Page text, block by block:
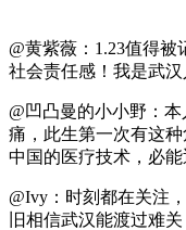
@黄紫薇：1.23值得
社会责任感！我是武汉
@凹凸曼的小小野：
痛，此生第一次有这
中国的医疗技术，必能
@Ivy：时刻都在关注
旧相信武汉能渡过难